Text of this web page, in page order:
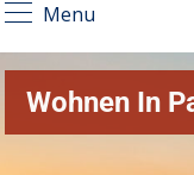
Menu
Wohnen In